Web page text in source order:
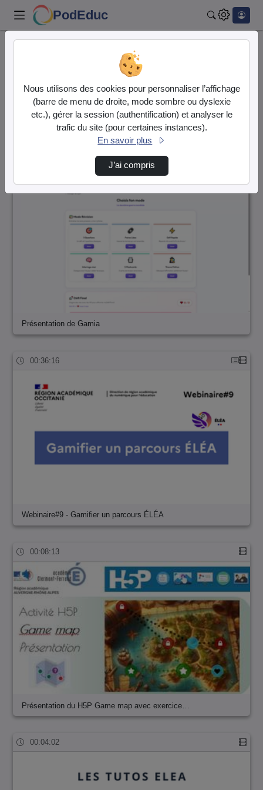
PodEduc
4 vidéos trouvées
Audio Vidéo
Direction de tri
Présentation de Gamia
00:36:16
Webinaire#9 - Gamifier un parcours ÉLÉA
00:08:13
Présentation du H5P Game map avec exercice…
00:04:02
Nous utilisons des cookies pour personnaliser l’affichage
(barre de menu de droite, mode sombre ou dyslexie
etc.), gérer la session (authentification) et analyser le
trafic du site (pour certaines instances).
En savoir plus
J’ai compris